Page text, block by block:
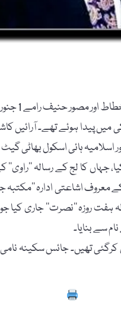
2006 ء کو لاہور میں انتقال کرگئے۔
میں پیدا ہوئے تھے۔ آرائیں
اسلامیہ ہائی اسکول بھاٹی
جہاں کا لج کے رسالہ
اشاعتی ادارہ ’’مکتبہ
ہفت روزہ ’’نصرت‘‘ جاری
سے بنایا۔
کرگئی تھیں۔ جائس سکینہ